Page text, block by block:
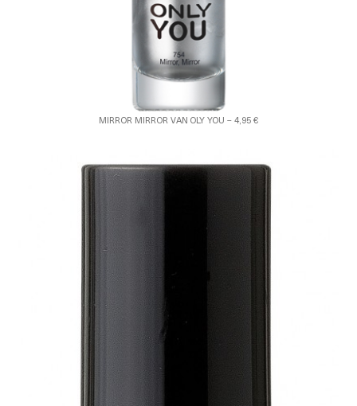
MIRROR MIRROR VAN OLY YOU – 4,95 €